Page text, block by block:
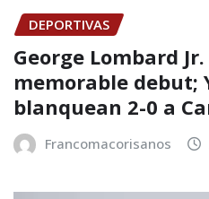
DEPORTIVAS
George Lombard
memorable debut;
blanquean 2-0 a
Francomacorisanos